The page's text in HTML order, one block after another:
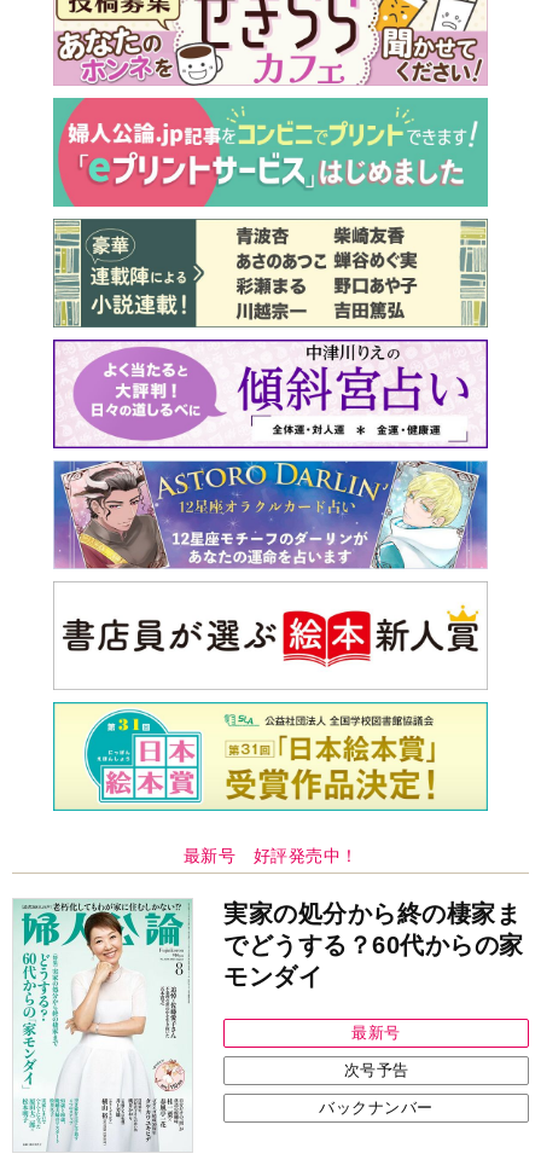
最新号 好評発売中！
実家の処分から終の棲家ま
でどうする？60代からの家
モンダイ
最新号
次号予告
バックナンバー